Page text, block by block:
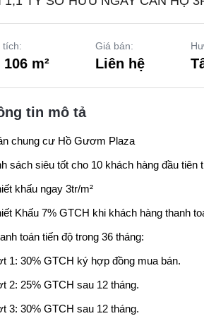
tích:
106 m²
Giá bán:
Liên hệ
tin mô tả
chung cư Hồ Gươm Plaza
sách siêu tốt cho 10 khách hàng đầu tiên
khấu ngay 3tr/m²
Khấu 7% GTCH khi khách hàng thanh
toán tiến độ trong 36 tháng:
1: 30% GTCH ký hợp đồng mua bán.
2: 25% GTCH sau 12 tháng.
3: 30% GTCH sau 12 tháng.